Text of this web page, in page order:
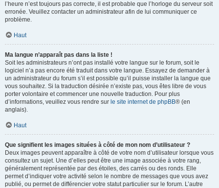
l’heure n’est toujours pas correcte, il est probable que l’horloge du serveur soit
erronée. Veuillez contacter un administrateur afin de lui communiquer ce
problème.
Haut
Ma langue n’apparaît pas dans la liste !
Soit les administrateurs n’ont pas installé votre langue sur le forum, soit le
logiciel n’a pas encore été traduit dans votre langue. Essayez de demander à
un administrateur du forum s’il est possible qu’il puisse installer la langue que
vous souhaitez. Si la traduction désirée n’existe pas, vous êtes libre de vous
porter volontaire et commencer une nouvelle traduction. Pour plus
d’informations, veuillez vous rendre sur le site internet de phpBB® (en
anglais).
Haut
Que signifient les images situées à côté de mon nom d’utilisateur ?
Deux images peuvent apparaître à côté de votre nom d’utilisateur lorsque vous
consultez un sujet. Une d’elles peut être une image associée à votre rang,
généralement représentée par des étoiles, des carrés ou des ronds. Elle
permet d’indiquer votre activité selon le nombre de messages que vous avez
publié, ou permet de différencier votre statut particulier sur le forum. L’autre